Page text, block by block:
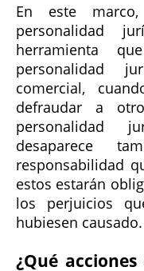
En este
personalidad
herramienta
personalidad
comercial,
defraudar a
personalidad
desaparece
responsabilidad
estos estarán
los perjuicios
hubiesen causado.
¿Qué